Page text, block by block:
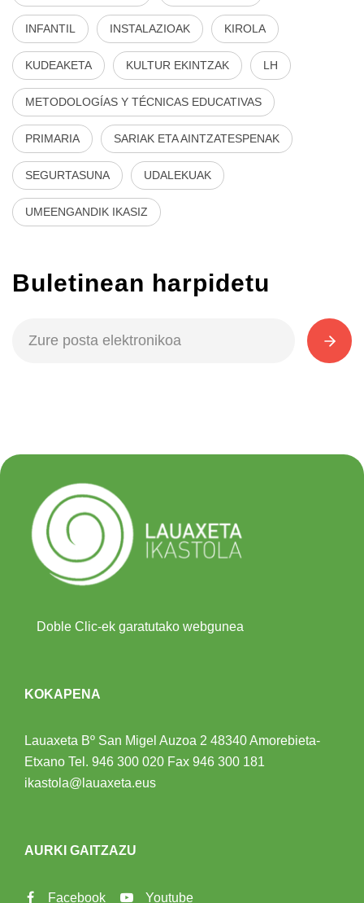
INFANTIL INSTALAZIOAK KIROLA
KUDEAKETA KULTUR EKINTZAK LH
METODOLOGÍAS Y TÉCNICAS EDUCATIVAS
PRIMARIA SARIAK ETA AINTZATESPENAK
SEGURTASUNA UDALEKUAK
UMEENGANDIK IKASIZ
Buletinean harpidetu
Doble Clic-ek garatutako webgunea
KOKAPENA
Lauaxeta Bº San Migel Auzoa 2 48340 Amorebieta-
Etxano Tel. 946 300 020 Fax 946 300 181
ikastola@lauaxeta.eus
AURKI GAITZAZU
Facebook Youtube